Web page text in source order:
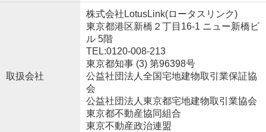
取扱会社
株式会社LotusLink(ロータスリンク)
東京都港区新橋２丁目16-1 ニュー新橋ビ
ル 5階
TEL:0120-008-213
東京都知事 (3) 第96398号
公益社団法人全国宅地建物取引業保証協
会
公益社団法人東京都宅地建物取引業協会
東京都不動産協同組合
東京不動産政治連盟